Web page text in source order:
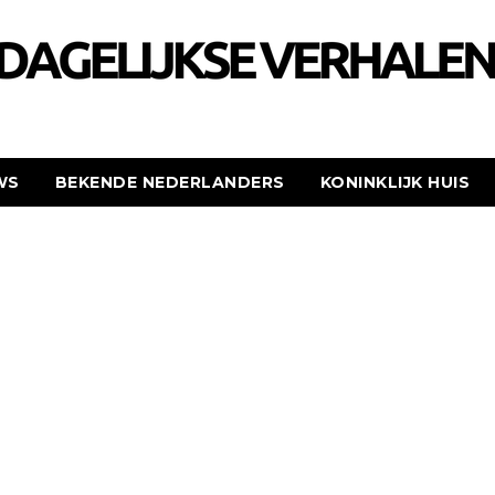
BEKENDE NEDERLANDERS KONINKLIJK HUIS